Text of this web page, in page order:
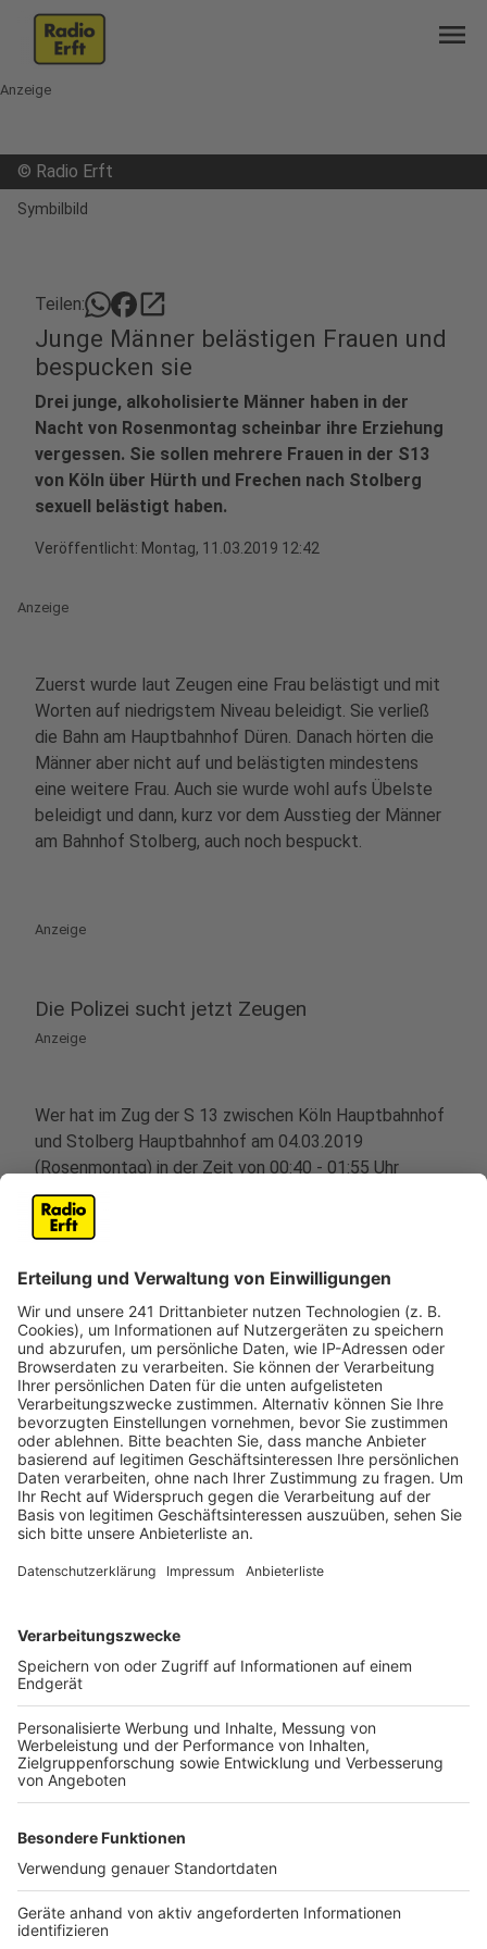
menu
Anzeige
© Radio Erft
Symbilbild
Teilen: open_in_new
Junge Männer belästigen Frauen und
bespucken sie
Drei junge, alkoholisierte Männer haben in der
Nacht von Rosenmontag scheinbar ihre Erziehung
vergessen. Sie sollen mehrere Frauen in der S13
von Köln über Hürth und Frechen nach Stolberg
sexuell belästigt haben.
Veröffentlicht: Montag, 11.03.2019 12:42
Anzeige
Zuerst wurde laut Zeugen eine Frau belästigt und mit
Worten auf niedrigstem Niveau beleidigt. Sie verließ
die Bahn am Hauptbahnhof Düren. Danach hörten die
Männer aber nicht auf und belästigten mindestens
eine weitere Frau. Auch sie wurde wohl aufs Übelste
beleidigt und dann, kurz vor dem Ausstieg der Männer
am Bahnhof Stolberg, auch noch bespuckt.
Anzeige
Die Polizei sucht jetzt Zeugen
Anzeige
Wer hat im Zug der S 13 zwischen Köln Hauptbahnhof
und Stolberg Hauptbahnhof am 04.03.2019
(Rosenmontag) in der Zeit von 00:40 - 01:55 Uhr
Beobachtungen zu den geschilderten Tathandlungen
gemacht und kann sachdienliche Angaben machen?
den Zug am Hauptbahnhof Düren nach den
Belästigungen verlassen hat?
Wer kann Angaben zum Haupttäter und seinen zwei
Begleitern machen?
Der männliche Haupttäter, der auch eine Zugscheibe
zerstört hatte, wird wie folgt beschrieben:
- Größe: ca. 1,70 m
- Kurze dunkle Haare
- von dickliche Statur
Er trug zum Tatzeitpunkt karnevalsübliche Bekleidung:
- Augenmaske
- rote Stiefelletten
- schwarze Hose
Zu den zwei anderen männlichen Personen konnten
keine genaueren Beschreibungen abgegeben werden.
Sachdienliche Hinweise nimmt die Bundespolizei unter
der bundesweiten Hotline: 0800 6 888 000 entgegen.